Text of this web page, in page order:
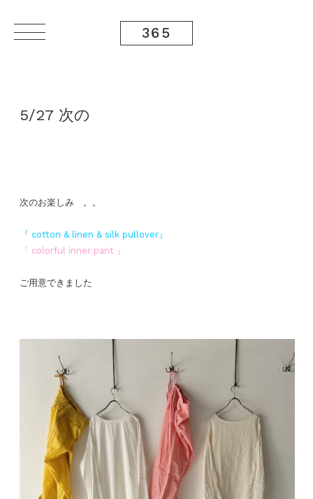
365
5/27 次の
次のお楽しみ 。。
『 cotton & linen & silk pullover』
『 colorful inner pant 』
ご用意できました